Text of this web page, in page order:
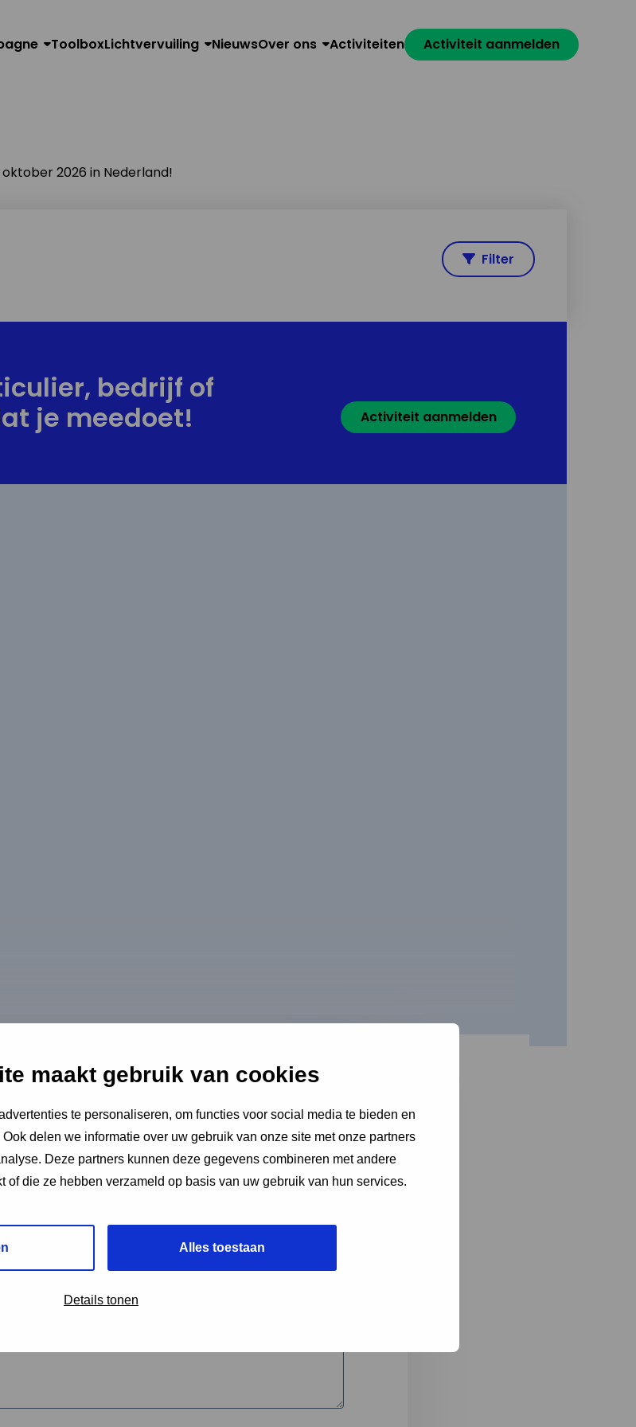
maakt gebruik van cookies
te personaliseren, om functies voor social media te bieden en
delen we informatie over uw gebruik van onze site met onze partners
Deze partners kunnen deze gegevens combineren met andere
of die ze hebben verzameld op basis van uw gebruik van hun services.
Alles toestaan
Details tonen
ToolboxLichtvervuiling NieuwsOver ons Activiteiten Activiteit aanmelden
2026 in Nederland!
Filter
bedrijf of
je meedoet!
Activiteit aanmelden
aan
2
3